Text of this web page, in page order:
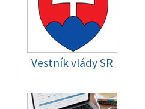
Vestník vlády SR